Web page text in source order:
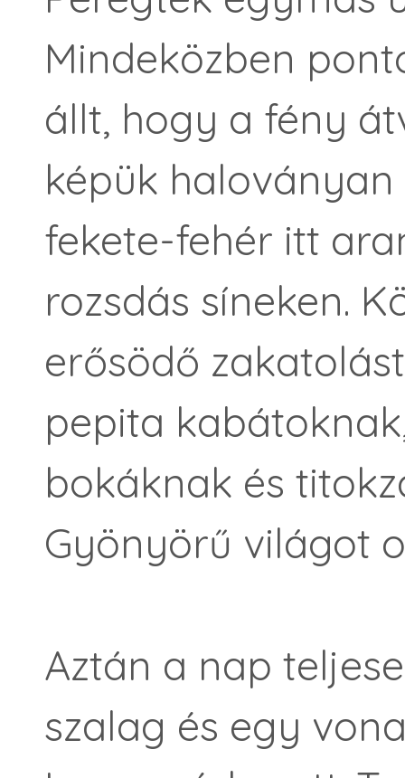
Mindeközben
állt, hogy a fény
képük
fekete-fehér itt
rozsdás síneken.
erősödő
pepita
bokáknak és
Gyönyörű világot
Aztán a nap
szalag és egy